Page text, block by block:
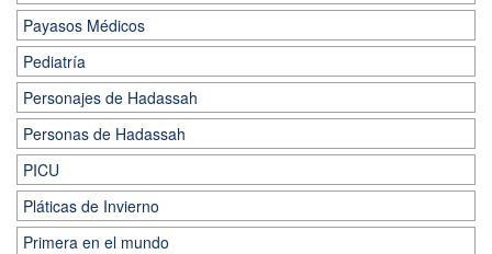
Payasos Médicos
Pediatría
Personajes de Hadassah
Personas de Hadassah
PICU
Pláticas de Invierno
Primera en el mundo